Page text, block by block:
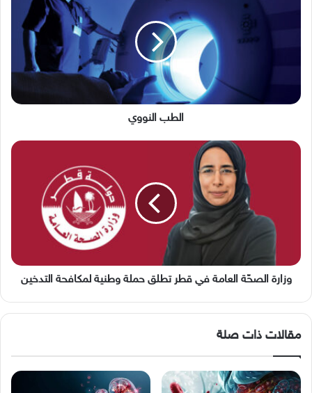
الطب النووي
وزارة
لمكافحة
التدخين
وزارة الصحّة العامة في قطر تطلق حملة وطنية لمكافحة التدخين
مقالات ذات صلة